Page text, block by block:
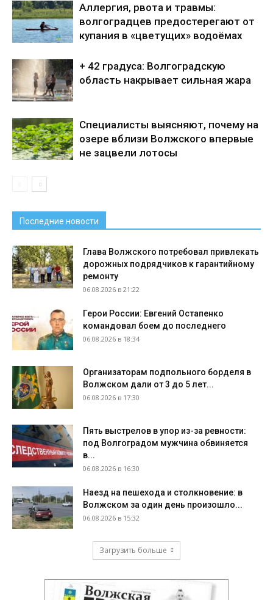
Аллергия, рвота и травмы:
волгоградцев предостерегают от
купания в «цветущих» водоёмах
+ 42 градуса: Волгоградскую
область накрывает сильная жара
Специалисты выясняют, почему на
озере вблизи Волжского впервые
не зацвели лотосы
Последние новости
Глава Волжского потребовал привлекать
дорожных подрядчиков к гарантийному
ремонту
06.08.2026 в 21:22
Герои России: Евгений Остапенко
командовал боем до последнего
06.08.2026 в 18:34
Организаторам подпольного борделя в
Волжском дали от 3 до 5 лет...
06.08.2026 в 17:30
Пять выстрелов в упор из-за ревности:
под Волгоградом мужчина обвиняется
в...
06.08.2026 в 16:30
Наезд на пешехода и столкновение: в
Волжском за один день произошло...
06.08.2026 в 15:32
Загрузить больше